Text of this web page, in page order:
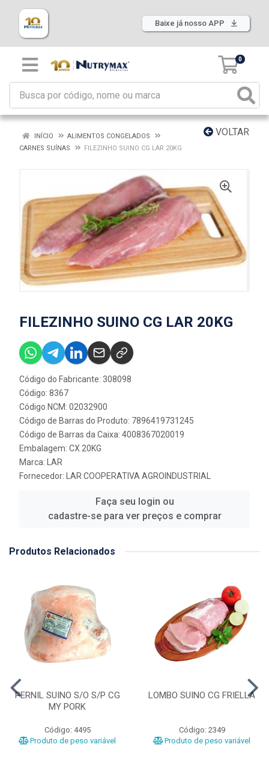
Baixe já nosso APP
0
VOLTAR
INÍCIO
ALIMENTOS CONGELADOS
CARNES SUÍNAS
FILEZINHO SUINO CG LAR 20KG
FILEZINHO SUINO CG LAR 20KG
Código do Fabricante: 308098
Código: 8367
Código NCM: 02032900
Código de Barras do Produto: 7896419731245
Código de Barras da Caixa: 4008367020019
Embalagem: CX 20KG
Marca: LAR
Fornecedor: LAR COOPERATIVA AGROINDUSTRIAL
Faça seu login ou
cadastre-se para ver preços e comprar
Produtos Relacionados
PERNIL SUINO S/O S/P CG
MY PORK
Código: 4495
Produto de peso variável
LOMBO SUINO CG FRIELLA
Código: 2349
Produto de peso variável